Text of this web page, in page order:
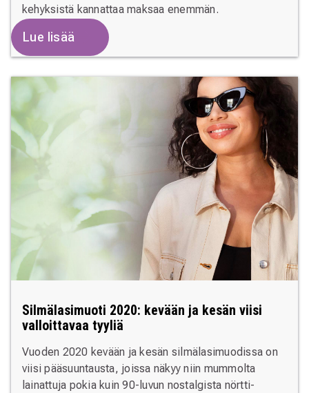
kehyksistä kannattaa maksaa enemmän.
Lue lisää
Silmälasimuoti 2020: kevään ja kesän viisi
valloittavaa tyyliä
Vuoden 2020 kevään ja kesän silmälasimuodissa on
viisi pääsuuntausta, joissa näkyy niin mummolta
lainattuja pokia kuin 90-luvun nostalgista nörtti-